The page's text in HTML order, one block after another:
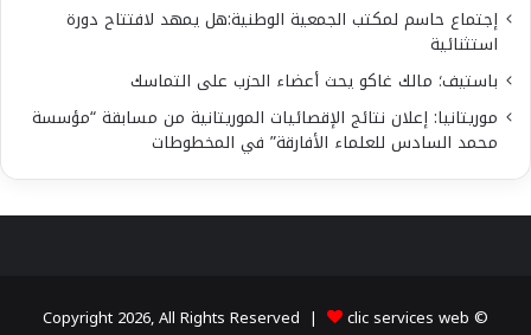
إجتماع حاسم لمكتب الجمعية الوطنية:هل يمهد لافتتاح دورة
استثنائية
باستيف؛ مالك غاكو يحث أعضاء الحزب على التماسك
موريتانيا: إعلان نتائج الإقصائيات الموريتانية من مسابقة “مؤسسة
محمد السادس للعلماء الأفارقة” في المخطوطات
© Copyright 2026, All Rights Reserved |
clic services web